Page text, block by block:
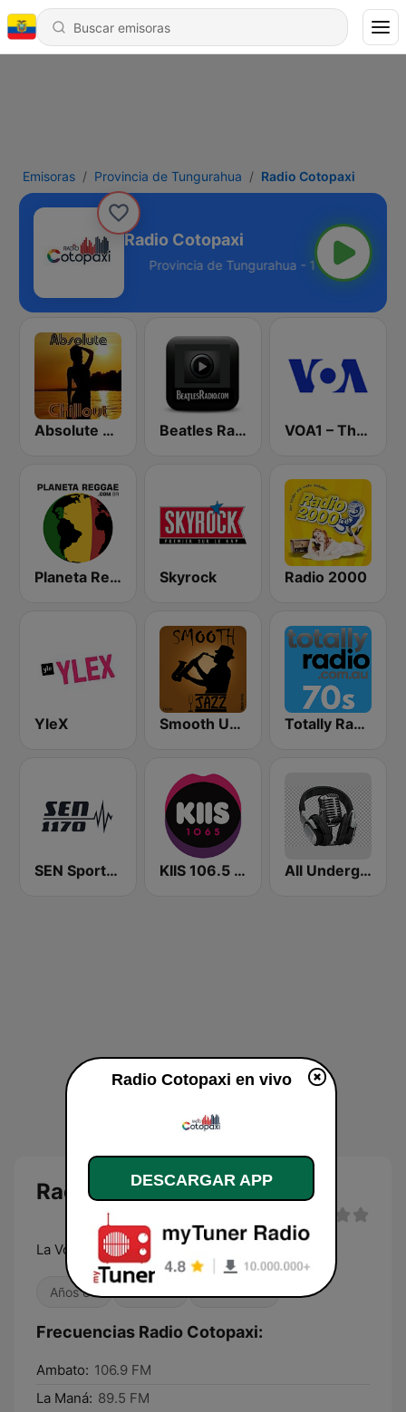
Emisoras Provincia de Tungurahua Radio Cotopaxi
Radio Cotopaxi
- 106.9 FM
Absolute Chillout Beatles Radio VOA1 – The Hits
Planeta Reggae Skyrock Radio 2000
YleX Smooth Urban Jazz Cafe Totally Radio 70s
SEN Sports 1170 Sydney KIIS 106.5 FM All Underground Hip Hop Radio
Radio Cotopaxi
La Voz Intercultural
Años 80
Frecuencias Radio Cotopaxi:
Ambato: 106.9 FM
La Maná: 89.5 FM
Radio Cotopaxi en vivo
DESCARGAR APP